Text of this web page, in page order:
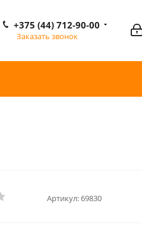
+375 (44) 712-90-00
Заказать звонок
Артикул:69830